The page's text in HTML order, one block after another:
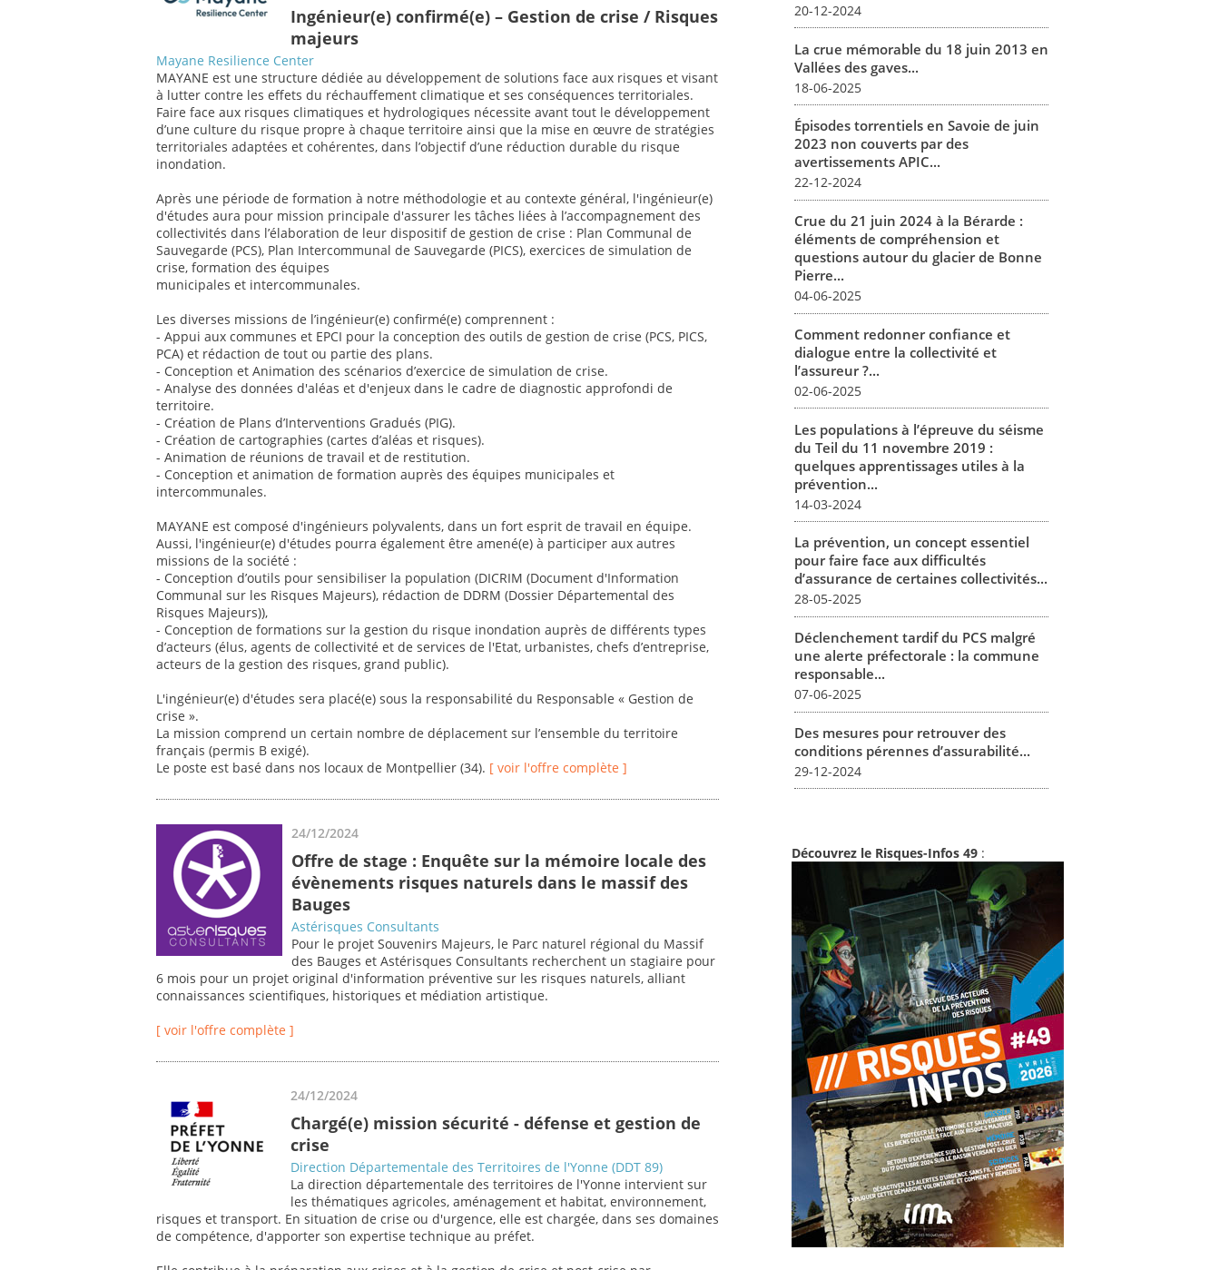
Ingénieur(e) confirmé(e) – Gestion de crise / Risques
majeurs
Mayane Resilience Center
MAYANE est une structure dédiée au développement de solutions face aux risques et visant
à lutter contre les effets du réchauffement climatique et ses conséquences territoriales.
Faire face aux risques climatiques et hydrologiques nécessite avant tout le développement
d’une culture du risque propre à chaque territoire ainsi que la mise en œuvre de stratégies
territoriales adaptées et cohérentes, dans l’objectif d’une réduction durable du risque
inondation.
Après une période de formation à notre méthodologie et au contexte général, l'ingénieur(e)
d'études aura pour mission principale d'assurer les tâches liées à l’accompagnement des
collectivités dans l’élaboration de leur dispositif de gestion de crise : Plan Communal de
Sauvegarde (PCS), Plan Intercommunal de Sauvegarde (PICS), exercices de simulation de
crise, formation des équipes
municipales et intercommunales.
Les diverses missions de l’ingénieur(e) confirmé(e) comprennent :
- Appui aux communes et EPCI pour la conception des outils de gestion de crise (PCS, PICS,
PCA) et rédaction de tout ou partie des plans.
- Conception et Animation des scénarios d’exercice de simulation de crise.
- Analyse des données d'aléas et d'enjeux dans le cadre de diagnostic approfondi de
territoire.
- Création de Plans d’Interventions Gradués (PIG).
- Création de cartographies (cartes d’aléas et risques).
- Animation de réunions de travail et de restitution.
- Conception et animation de formation auprès des équipes municipales et
intercommunales.
MAYANE est composé d'ingénieurs polyvalents, dans un fort esprit de travail en équipe.
Aussi, l'ingénieur(e) d'études pourra également être amené(e) à participer aux autres
missions de la société :
- Conception d’outils pour sensibiliser la population (DICRIM (Document d'Information
Communal sur les Risques Majeurs), rédaction de DDRM (Dossier Départemental des
Risques Majeurs)),
- Conception de formations sur la gestion du risque inondation auprès de différents types
d’acteurs (élus, agents de collectivité et de services de l'Etat, urbanistes, chefs d’entreprise,
acteurs de la gestion des risques, grand public).
L'ingénieur(e) d'études sera placé(e) sous la responsabilité du Responsable « Gestion de
crise ».
La mission comprend un certain nombre de déplacement sur l’ensemble du territoire
français (permis B exigé).
Le poste est basé dans nos locaux de Montpellier (34). [ voir l'offre complète ]
24/12/2024
Offre de stage : Enquête sur la mémoire locale des
évènements risques naturels dans le massif des
Bauges
Astérisques Consultants
Pour le projet Souvenirs Majeurs, le Parc naturel régional du Massif
des Bauges et Astérisques Consultants recherchent un stagiaire pour
6 mois pour un projet original d'information préventive sur les risques naturels, alliant
connaissances scientifiques, historiques et médiation artistique.
[ voir l'offre complète ]
24/12/2024
Chargé(e) mission sécurité - défense et gestion de
crise
Direction Départementale des Territoires de l'Yonne (DDT 89)
La direction départementale des territoires de l'Yonne intervient sur
les thématiques agricoles, aménagement et habitat, environnement,
risques et transport. En situation de crise ou d'urgence, elle est chargée, dans ses domaines
de compétence, d'apporter son expertise technique au préfet.
20-12-2024
La crue mémorable du 18 juin 2013 en
Vallées des gaves...
18-06-2025
Épisodes torrentiels en Savoie de juin
2023 non couverts par des
avertissements APIC...
22-12-2024
Crue du 21 juin 2024 à la Bérarde :
éléments de compréhension et
questions autour du glacier de Bonne
Pierre...
04-06-2025
Comment redonner confiance et
dialogue entre la collectivité et
l’assureur ?...
02-06-2025
Les populations à l’épreuve du séisme
du Teil du 11 novembre 2019 :
quelques apprentissages utiles à la
prévention...
14-03-2024
La prévention, un concept essentiel
pour faire face aux difficultés
d’assurance de certaines collectivités...
28-05-2025
Déclenchement tardif du PCS malgré
une alerte préfectorale : la commune
responsable...
07-06-2025
Des mesures pour retrouver des
conditions pérennes d’assurabilité...
29-12-2024
Découvrez le Risques-Infos 49 :